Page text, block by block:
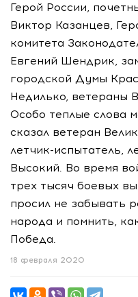
Герой России,
Виктор Казанцев,
комитета
Евгений Шендрик,
городской Думы
Недилько, ветераны
Особо теплые слова
сказал ветеран
летчик-испытатель,
Высокий. Во время
трех тысяч боевых
просил не забывать
народа и помнить,
Победа.
18 февраля 2020